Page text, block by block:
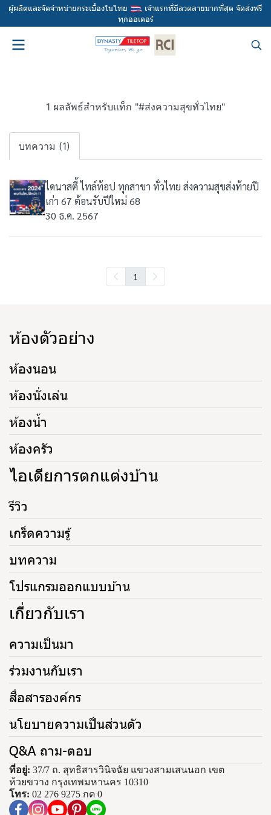
ผู้ผลิตและจัดจำหน่ายกระเบื้องในไทย
เจ้าแรกที่มีลวดลายมากที่สุด จัดส่งฟรี
ทุกออเดอร์
1 ผลลัพธ์สำหรับแท็ก "#ส่งความสุขทั่วไทย"
บทความ (1)
ไดนาสตี้ ไทล์ท้อป ทุกสาขา ทั่วไทย ส่งความสุขส่งท้ายปี
เก่า 67 ต้อนรับปีใหม่ 68
30 ธ.ค. 2567
1
ห้องตัวอย่าง
ห้องนอน
ห้องนั่งเล่น
ห้องน้ำ
ห้องครัว
ไอเดียการตกแต่งบ้าน
รีวิว
เกร็ดความรู้
บทความ
โปรแกรมออกแบบบ้าน
เกี่ยวกับเรา
ความเป็นมา
ร่วมงานกับเรา
สื่อสารองค์กร
นโยบายความเป็นส่วนตัว
Q&A ถาม-ตอบ
ที่อยู่: 37/7 ถ. สุทธิสารวินิจฉัย แขวงสามเสนนอก เขต
ห้วยขวาง กรุงเทพมหานคร 10310
โทร: 02 276 9275 กด 0